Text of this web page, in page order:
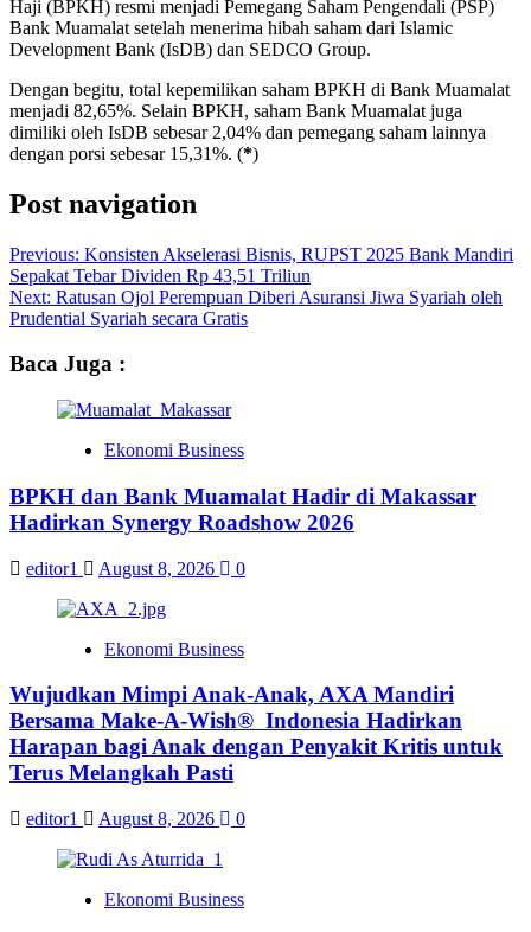
Haji (BPKH) resmi menjadi Pemegang Saham Pengendali (PSP)
Bank Muamalat setelah menerima hibah saham dari Islamic
Development Bank (IsDB) dan SEDCO Group.
Dengan begitu, total kepemilikan saham BPKH di Bank Muamalat
menjadi 82,65%. Selain BPKH, saham Bank Muamalat juga
dimiliki oleh IsDB sebesar 2,04% dan pemegang saham lainnya
dengan porsi sebesar 15,31%. (*)
Post navigation
Previous: Konsisten Akselerasi Bisnis, RUPST 2025 Bank Mandiri
Sepakat Tebar Dividen Rp 43,51 Triliun
Next: Ratusan Ojol Perempuan Diberi Asuransi Jiwa Syariah oleh
Prudential Syariah secara Gratis
Baca Juga :
Ekonomi Business
BPKH dan Bank Muamalat Hadir di Makassar
Hadirkan Synergy Roadshow 2026
editor1 August 8, 2026 0
Ekonomi Business
Wujudkan Mimpi Anak-Anak, AXA Mandiri
Bersama Make-A-Wish® Indonesia Hadirkan
Harapan bagi Anak dengan Penyakit Kritis untuk
Terus Melangkah Pasti
editor1 August 8, 2026 0
Ekonomi Business